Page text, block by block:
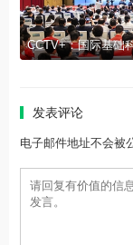
CCTV+：国际基础
发表评论
电子邮件地址不会被